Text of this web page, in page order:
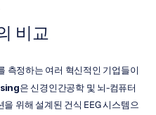
비교
측정하는 여러 혁신적인 기업들이
은 신경인간공학 및 뇌-컴퓨터
위해 설계된 건식 EEG 시스템으